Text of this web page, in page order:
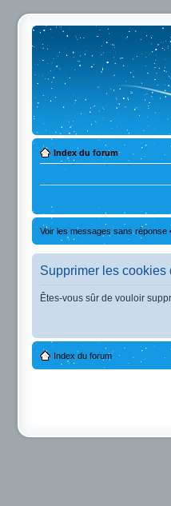
Index du forum
Voir les messages sans réponse
Supprimer les cookies
Êtes-vous sûr de vouloir
Index du forum